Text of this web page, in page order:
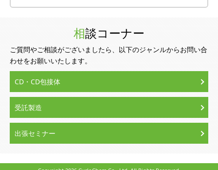
相談コーナー
ご質問やご相談がございましたら、以下のジャンルからお問い合
わせをお願いいたします。
CD・CD包接体
受託製造
出張セミナー